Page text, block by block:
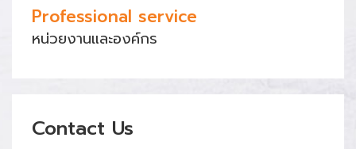
Professional service
หน่วยงานและองค์กร
Contact Us